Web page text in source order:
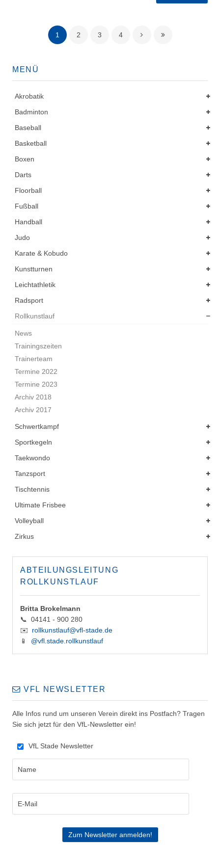
1 2 3 4
MENÜ
Akrobatik
Badminton
Baseball
Basketball
Boxen
Darts
Floorball
Fußball
Handball
Judo
Karate & Kobudo
Kunstturnen
Leichtathletik
Radsport
Rollkunstlauf
News
Trainingszeiten
Trainerteam
Termine 2022
Termine 2023
Archiv 2018
Archiv 2017
Schwertkampf
Sportkegeln
Taekwondo
Tanzsport
Tischtennis
Ultimate Frisbee
Volleyball
Zirkus
ABTEILUNGSLEITUNG
ROLLKUNSTLAUF
Britta Brokelmann
📞 04141 - 900 280
✉️ rollkunstlauf@vfl-stade.de
📱 @vfl.stade.rollkunstlauf
VFL NEWSLETTER
Alle Infos rund um unseren Verein direkt ins Postfach? Tragen
Sie sich jetzt für den VfL-Newsletter ein!
VfL Stade Newsletter